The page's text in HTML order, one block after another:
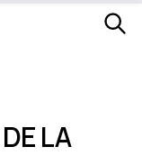
LA